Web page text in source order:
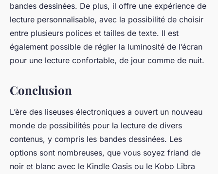
bandes dessinées. De plus, il offre une expérience de
lecture personnalisable, avec la possibilité de choisir
entre plusieurs polices et tailles de texte. Il est
également possible de régler la luminosité de l’écran
pour une lecture confortable, de jour comme de nuit.
Conclusion
L’ère des liseuses électroniques a ouvert un nouveau
monde de possibilités pour la lecture de divers
contenus, y compris les bandes dessinées. Les
options sont nombreuses, que vous soyez friand de
noir et blanc avec le Kindle Oasis ou le Kobo Libra